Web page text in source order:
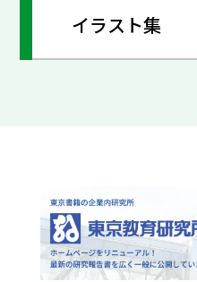
イラスト集